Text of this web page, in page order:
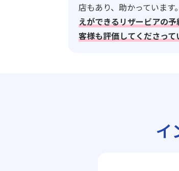
店もあり、助かっています
えができるリザービアの
客様も評価してくださって
イ